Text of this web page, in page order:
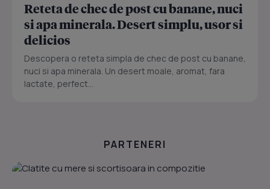
Reteta de chec de post cu banane, nuci
si apa minerala. Desert simplu, usor si
delicios
Descopera o reteta simpla de chec de post cu banane,
nuci si apa minerala. Un desert moale, aromat, fara
lactate, perfect...
PARTENERI